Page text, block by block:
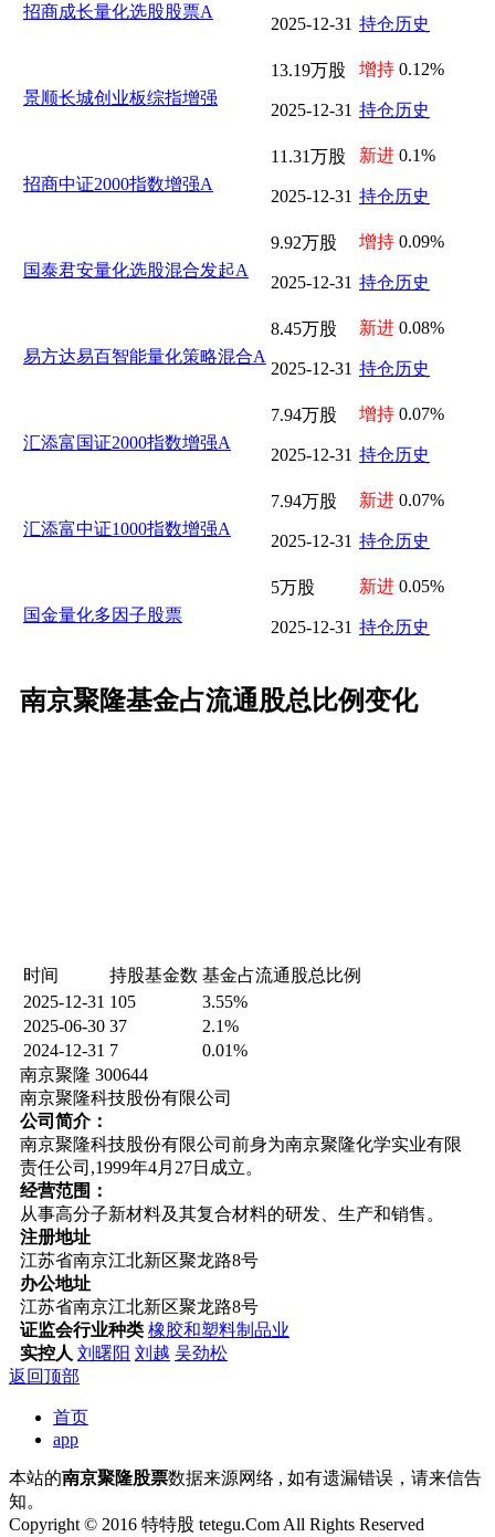
招商成长量化选股股票A
2025-12-31 持仓历史
景顺长城创业板综指增强
13.19万股
2025-12-31
增持 0.12%
持仓历史
招商中证2000指数增强A
11.31万股
2025-12-31
新进 0.1%
持仓历史
国泰君安量化选股混合发起A
9.92万股
2025-12-31
增持 0.09%
持仓历史
易方达易百智能量化策略混合A
8.45万股
2025-12-31
新进 0.08%
持仓历史
汇添富国证2000指数增强A
7.94万股
2025-12-31
增持 0.07%
持仓历史
汇添富中证1000指数增强A
7.94万股
2025-12-31
新进 0.07%
持仓历史
国金量化多因子股票
5万股
2025-12-31
新进 0.05%
持仓历史
南京聚隆基金占流通股总比例变化
时间 持股基金数 基金占流通股总比例
2025-12-31 105
3.55%
2025-06-30 37
2.1%
2024-12-31 7
0.01%
南京聚隆 300644
南京聚隆科技股份有限公司
公司简介：
南京聚隆科技股份有限公司前身为南京聚隆化学实业有限
责任公司,1999年4月27日成立。
经营范围：
从事高分子新材料及其复合材料的研发、生产和销售。
注册地址
江苏省南京江北新区聚龙路8号
办公地址
江苏省南京江北新区聚龙路8号
证监会行业种类 橡胶和塑料制品业
实控人 刘曙阳 刘越 吴劲松
返回顶部
首页
app
本站的南京聚隆股票数据来源网络 , 如有遗漏错误，请来信告
知。
Copyright © 2016 特特股 tetegu.Com All Rights Reserved